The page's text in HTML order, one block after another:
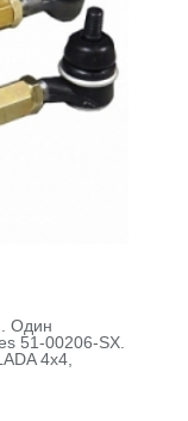
Один
51-00206-SX.
4x4,